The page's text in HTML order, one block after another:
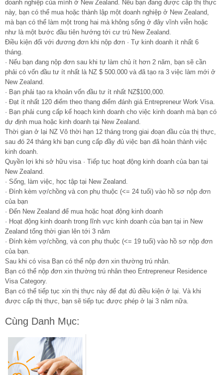
doanh nghiệp của mình ở New Zealand. Nếu bạn đang được cấp thị thực
này, bạn có thể mua hoặc thành lập một doanh nghiệp ở New Zealand,
mà bạn có thể làm một trong hai mà không sống ở đây vĩnh viễn hoặc
như là một bước đầu tiên hướng tới cư trú New Zealand.
Điều kiện đối với đương đơn khi nộp đơn · Tự kinh doanh ít nhất 6
tháng.
· Nếu bạn đang nộp đơn sau khi tự làm chủ ít hơn 2 năm, bạn sẽ cần
phải có vốn đầu tư ít nhất là NZ $ 500.000 và đã tạo ra 3 việc làm mới ở
New Zealand.
· Bạn phải tạo ra khoản vốn đầu tư ít nhất NZ$100,000.
· Đạt ít nhất 120 điểm theo thang điểm đánh giá Entrepreneur Work Visa.
· Bạn phải cung cấp kế hoạch kinh doanh cho việc kinh doanh mà bạn có
dự định mua hoặc kinh doanh tại New Zealand.
Thời gian ở lại NZ Vô thời hạn 12 tháng trong giai đoạn đầu của thị thực,
sau đó 24 tháng khi bạn cung cấp đầy đủ việc bạn đã hoàn thành việc
kinh doanh.
Quyền lợi khi sở hữu visa · Tiếp tục hoạt động kinh doanh của bạn tại
New Zealand.
· Sống, làm việc, học tập tại New Zealand.
· Đính kèm vợ/chồng và con phụ thuộc (<= 24 tuổi) vào hồ sơ nộp đơn
của bạn
· Đến New Zealand để mua hoặc hoạt động kinh doanh
· Hoạt động kinh doanh trong lĩnh vực kinh doanh của bạn tại in New
Zealand tổng thời gian lên tới 3 năm
· Đính kèm vợ/chồng, và con phụ thuộc (<= 19 tuổi) vào hồ sơ nộp đơn
của bạn.
Sau khi có visa Bạn có thể nộp đơn xin thường trú nhân.
Bạn có thể nộp đơn xin thường trú nhân theo Entrepreneur Residence
Visa Category.
Bạn có thể tiếp tục xin thị thực này để đạt đủ điều kiện ở lại. Và khi
được cấp thị thực, bạn sẽ tiếp tục được phép ở lại 3 năm nữa.
Cùng Danh Mục: